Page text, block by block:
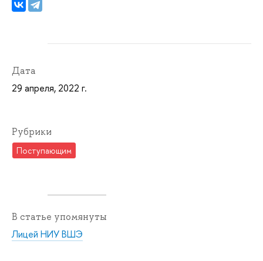
Дата
29 апреля, 2022 г.
Рубрики
Поступающим
В статье упомянуты
Лицей НИУ ВШЭ